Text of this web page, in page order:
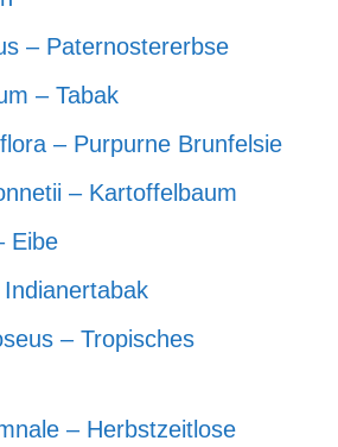
– Paternostererbse
– Tabak
– Purpurne Brunfelsie
– Kartoffelbaum
Eibe
– Tropisches
– Herbstzeitlose